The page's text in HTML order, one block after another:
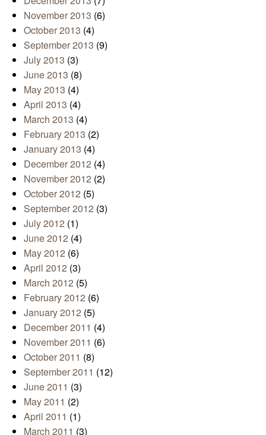
November 2013 (6)
October 2013 (4)
September 2013 (9)
July 2013 (3)
June 2013 (8)
May 2013 (4)
April 2013 (4)
March 2013 (4)
February 2013 (2)
January 2013 (4)
December 2012 (4)
November 2012 (2)
October 2012 (5)
September 2012 (3)
July 2012 (1)
June 2012 (4)
May 2012 (6)
April 2012 (3)
March 2012 (5)
February 2012 (6)
January 2012 (5)
December 2011 (4)
November 2011 (6)
October 2011 (8)
September 2011 (12)
June 2011 (3)
May 2011 (2)
April 2011 (1)
March 2011 (3)